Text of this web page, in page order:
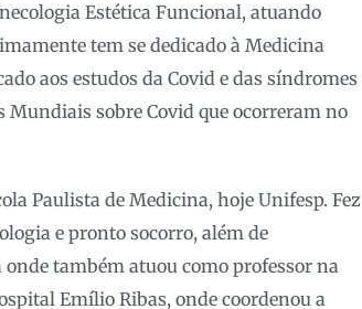
Estética Funcional, atuando
tem se dedicado à Medicina
aos estudos da Covid e das síndromes
Mundiais sobre Covid que ocorreram no
Paulista de Medicina, hoje Unifesp. Fez
e pronto socorro, além de
também atuou como professor na
Emílio Ribas, onde coordenou a